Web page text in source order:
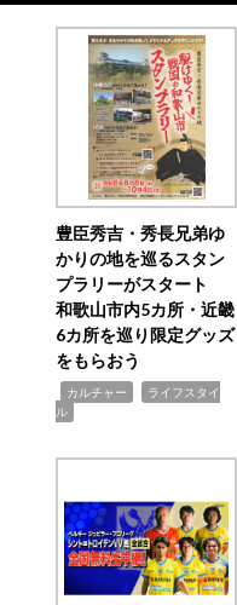
豊臣秀吉・秀長兄弟ゆ
かりの地を巡るスタン
プラリーがスタート
和歌山市内5カ所・近畿
6カ所を巡り限定グッズ
をもらおう
カルチャー
ライフスタイ
ル